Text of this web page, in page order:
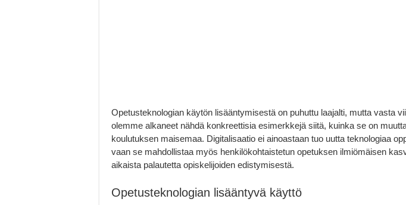
Opetusteknologian käytön lisääntymisestä on puhuttu laajalti, mutta vasta
olemme alkaneet nähdä konkreettisia esimerkkejä siitä, kuinka se on
koulutuksen maisemaa. Digitalisaatio ei ainoastaan tuo uutta teknologiaa
vaan se mahdollistaa myös henkilökohtaistetun opetuksen ilmiömäisen
aikaista palautetta opiskelijoiden edistymisestä.
Opetusteknologian lisääntyvä käyttö